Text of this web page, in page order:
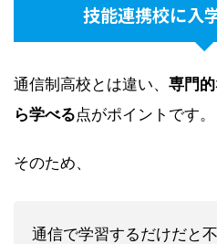
技能連携校に入
通信制高校とは違い、 専門
ら学べる点がポイントです。
そのため、
通信で学習するだけだと